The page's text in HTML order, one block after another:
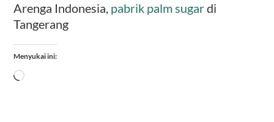
Arenga Indonesia, pabrik palm sugardi
Tangerang
Menyukai ini:
Memuat...